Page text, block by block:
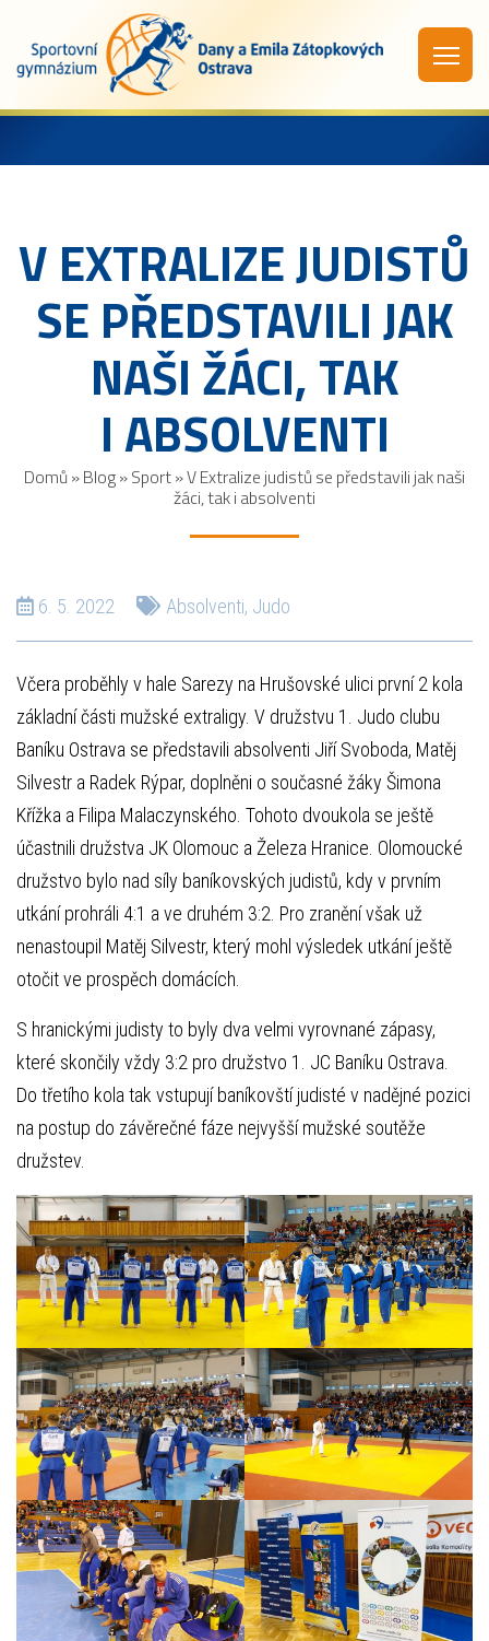
V EXTRALIZE JUDISTŮ
SE PŘEDSTAVILI JAK
NAŠI ŽÁCI, TAK
I ABSOLVENTI
Domů »Blog»Sport»V Extralize judistů se představili jak naši
žáci, tak i absolventi
6. 5. 2022 Absolventi, Judo
Včera proběhly v hale Sarezy na Hrušovské ulici první 2 kola
základní části mužské extraligy. V družstvu 1. Judo clubu
Baníku Ostrava se představili absolventi Jiří Svoboda, Matěj
Silvestr a Radek Rýpar, doplněni o současné žáky Šimona
Křížka a Filipa Malaczynského. Tohoto dvoukola se ještě
účastnili družstva JK Olomouc a Železa Hranice. Olomoucké
družstvo bylo nad síly baníkovských judistů, kdy v prvním
utkání prohráli 4:1 a ve druhém 3:2. Pro zranění však už
nenastoupil Matěj Silvestr, který mohl výsledek utkání ještě
otočit ve prospěch domácích.
S hranickými judisty to byly dva velmi vyrovnané zápasy,
které skončily vždy 3:2 pro družstvo 1. JC Baníku Ostrava.
Do třetího kola tak vstupují baníkovští judisté v nadějné pozici
na postup do závěrečné fáze nejvyšší mužské soutěže
družstev.